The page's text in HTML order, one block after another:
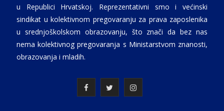
u Republici Hrvatskoj. Reprezentativni smo i većinski
sindikat u kolektivnom pregovaranju za prava zaposlenika
u srednjoškolskom obrazovanju, što znači da bez nas
nema kolektivnog pregovaranja s Ministarstvom znanosti,
obrazovanja i mladih.
F
I